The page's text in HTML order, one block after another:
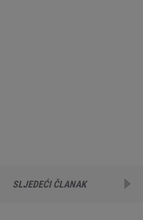
SLJEDEĆI ČLANAK